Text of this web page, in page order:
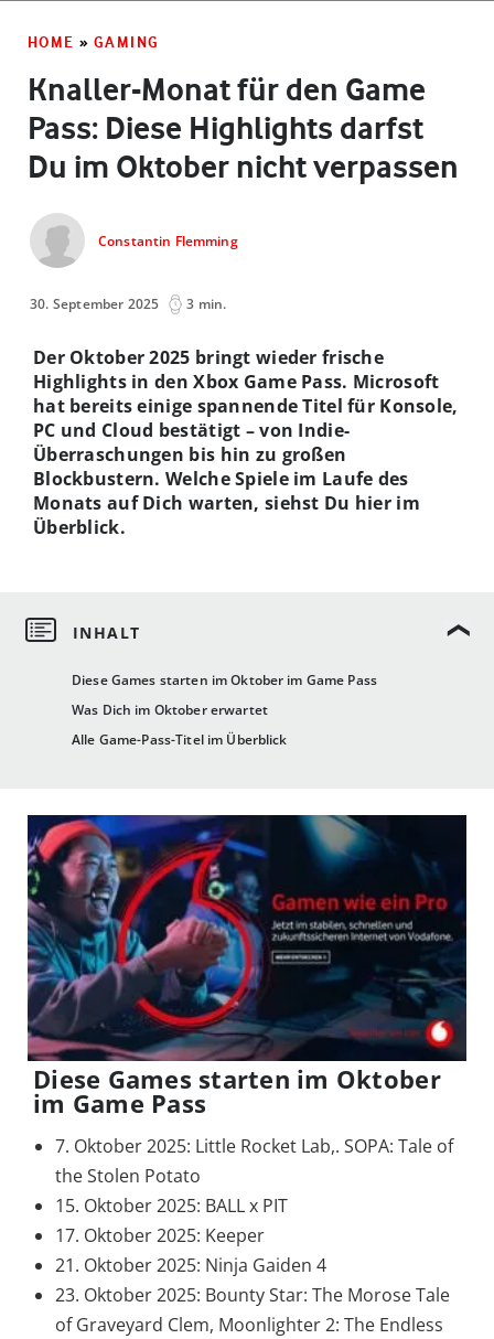
HOME » GAMING
Knaller-Monat für den Game
Pass: Diese Highlights darfst
Du im Oktober nicht verpassen
Constantin Flemming
30. September 2025 3 min.
Diese Games starten im Oktober im Game Pass
Was Dich im Oktober erwartet
Alle Game-Pass-Titel im Überblick
Der Oktober 2025 bringt wieder frische
Highlights in den Xbox Game Pass. Microsoft
hat bereits einige spannende Titel für Konsole,
PC und Cloud bestätigt – von Indie-
Überraschungen bis hin zu großen
Blockbustern. Welche Spiele im Laufe des
Monats auf Dich warten, siehst Du hier im
Überblick.
Diese Games starten im Oktober
im Game Pass
7. Oktober 2025: Little Rocket Lab,. SOPA: Tale of
the Stolen Potato
15. Oktober 2025: BALL x PIT
17. Oktober 2025: Keeper
21. Oktober 2025: Ninja Gaiden 4
23. Oktober 2025: Bounty Star: The Morose Tale
of Graveyard Clem, Moonlighter 2: The Endless